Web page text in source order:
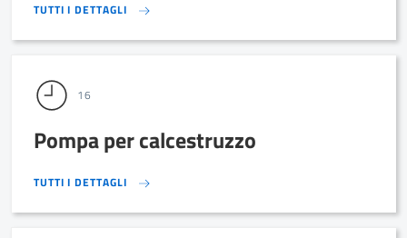
TUTTI I DETTAGLI TUTTI I DETTAGLI
16
Pompa per calcestruzzo
TUTTI I DETTAGLI TUTTI I DETTAGLI